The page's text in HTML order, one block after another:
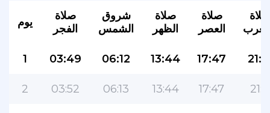
يوم
صلاة
الفجر
شروق
الشمس
صلاة
الظهر
صلاة
العصر
صلاة
1 03:49 06:12 13:44 17:47
2 03:52 06:13 13:44 17:47 21:11